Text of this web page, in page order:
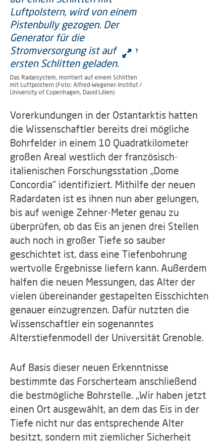
Das Radarsystem, montiert auf einem Schlitten
mit Luftpolstern (Foto: Alfred-Wegener-Institut /
University of Copenhagen, David Lilien)
Vorerkundungen in der Ostantarktis hatten
die Wissenschaftler bereits drei mögliche
Bohrfelder in einem 10 Quadratkilometer
großen Areal westlich der französisch-
italienischen Forschungsstation „Dome
Concordia“ identifiziert. Mithilfe der neuen
Radardaten ist es ihnen nun aber gelungen,
bis auf wenige Zehner-Meter genau zu
überprüfen, ob das Eis an jenen drei Stellen
auch noch in großer Tiefe so sauber
geschichtet ist, dass eine Tiefenbohrung
wertvolle Ergebnisse liefern kann. Außerdem
halfen die neuen Messungen, das Alter der
vielen übereinander gestapelten Eisschichten
genauer einzugrenzen. Dafür nutzten die
Wissenschaftler ein sogenanntes
Alterstiefenmodell der Universität Grenoble.
Auf Basis dieser neuen Erkenntnisse
bestimmte das Forscherteam anschließend
die bestmögliche Bohrstelle. „Wir haben jetzt
einen Ort ausgewählt, an dem das Eis in der
Tiefe nicht nur das entsprechende Alter
besitzt, sondern mit ziemlicher Sicherheit